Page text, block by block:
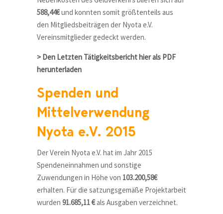
588,44€und konnten somit größtenteils aus
den Mitgliedsbeiträgen der Nyota e.V.
Vereinsmitglieder gedeckt werden.
> Den Letzten Tätigkeitsbericht hier als PDF
herunterladen
Spenden und
Mittelverwendung
Nyota e.V. 2015
Der Verein Nyota e.V. hat im Jahr 2015
Spendeneinnahmen und sonstige
Zuwendungen in Höhe von 103.200,58€
erhalten. Für die satzungsgemäße Projektarbeit
wurden 91.685,11 €als Ausgaben verzeichnet.